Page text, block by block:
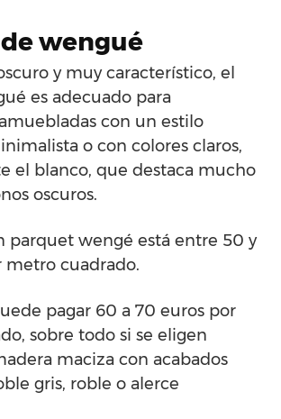
wengué
y muy característico, el
es adecuado para
con un estilo
o con colores claros,
el blanco, que destaca mucho
oscuros.
parquet wengé está entre 50 y
metro cuadrado.
pagar 60 a 70 euros por
sobre todo si se eligen
maciza con acabados
gris, roble o alerce